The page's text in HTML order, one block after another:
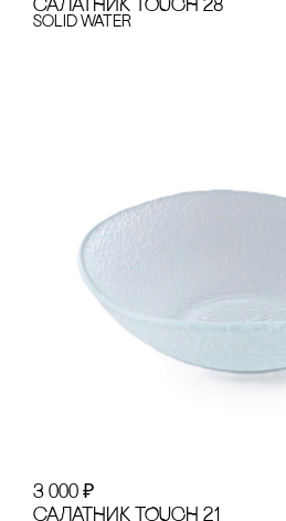
сАЛАТНИК TOUCH 28
Solid Water
3 000 ₽
сАЛАТНИК TOUCH 21